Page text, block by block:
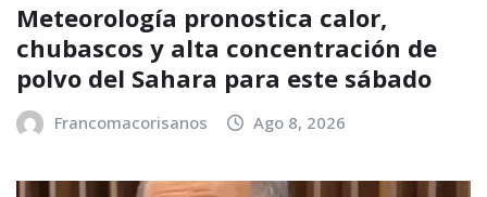
Meteorología pronostica calor,
chubascos y alta concentración de
polvo del Sahara para este sábado
Francomacorisanos Ago 8, 2026